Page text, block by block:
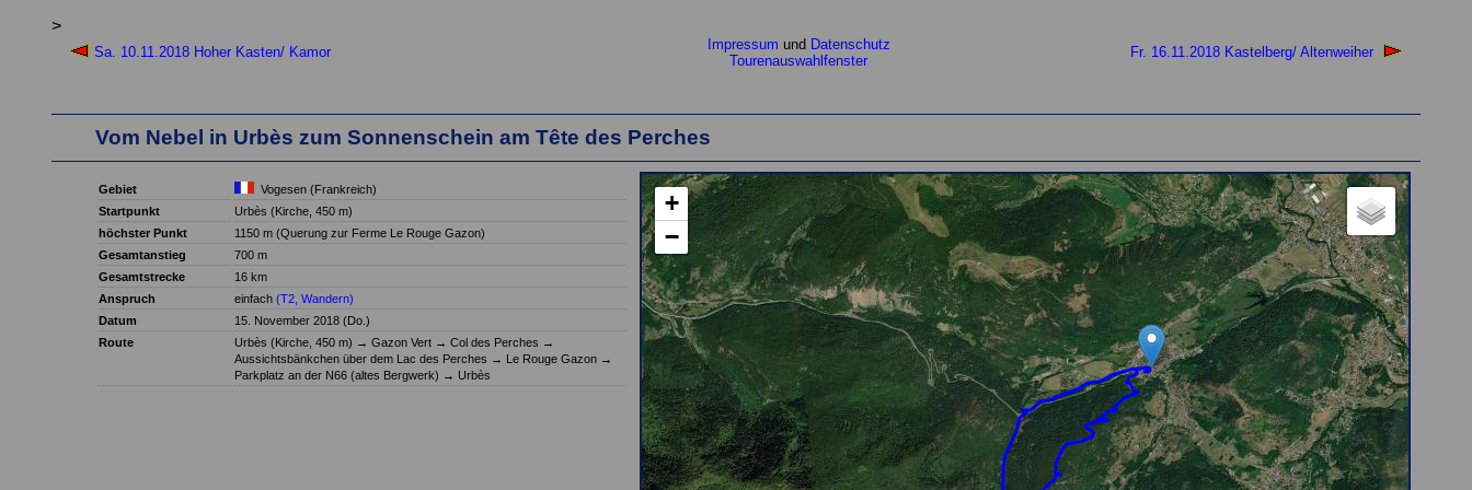
>
Sa. 10.11.2018 Hoher Kasten/ Kamor Impressum und Datenschutz
Tourenauswahlfenster
Fr. 16.11.2018 Kastelberg/ Altenweiher
Vom Nebel in Urbès zum Sonnenschein am Tête des Perches
(einen Moment bitte, die Karte wird gleich angezeigt)
+
−
Gebiet
Vogesen (Frankreich)
Startpunkt
Urbès (Kirche, 450 m)
höchster Punkt
1150 m (Querung zur Ferme Le Rouge Gazon)
Gesamtanstieg
700 m
Gesamtstrecke
16 km
Anspruch
einfach (T2, Wandern)
Datum
15. November 2018 (Do.)
Route
Urbès (Kirche, 450 m) → Gazon Vert → Col des Perches →
Aussichtsbänkchen über dem Lac des Perches → Le Rouge Gazon →
Parkplatz an der N66 (altes Bergwerk) → Urbès